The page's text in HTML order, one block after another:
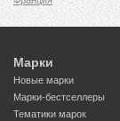
Марки
Новые марки
Марки-бестселлеры
Тематики марок